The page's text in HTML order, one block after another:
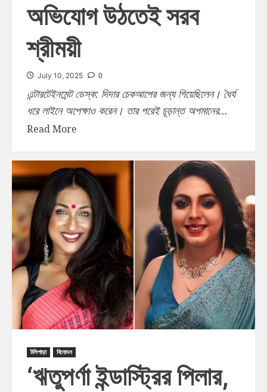
অভিযোগ উঠতেই সরব
শ্রীময়ী
July 10, 2025 0
এন্টারটেইনমেন্ট ডেস্ক: দিদার চেকআপের জন্য গিয়েছিলেন। ধৈর্য
ধরে লাইনে অপেক্ষাও করেন। তার পরেই চূড়ান্ত অপমানের...
Read More
টলিপাড়া বিনোদন
‘ঋতুপর্ণা ইন্ডাস্ট্রির পিলার,